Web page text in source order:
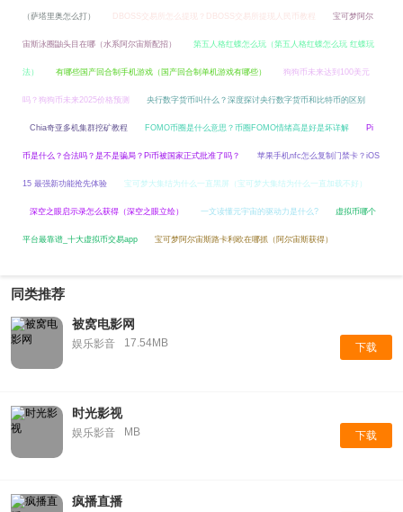
（萨塔里奥怎么打） DBOSS交易所怎么提现？DBOSS交易所提现人民币教程 宝可梦阿尔
宙斯泳圈鼬头目在哪（水系阿尔宙斯配招） 第五人格红蝶怎么玩（第五人格红蝶怎么玩 红蝶玩
法） 有哪些国产回合制手机游戏（国产回合制单机游戏有哪些） 狗狗币未来达到100美元
吗？狗狗币未来2025价格预测 央行数字货币叫什么？深度探讨央行数字货币和比特币的区别
Chia奇亚多机集群挖矿教程 FOMO币圈是什么意思？币圈FOMO情绪高是好是坏详解 Pi
币是什么？合法吗？是不是骗局？Pi币被国家正式批准了吗？ 苹果手机nfc怎么复制门禁卡？iOS
15 最强新功能抢先体验 宝可梦大集结为什么一直黑屏（宝可梦大集结为什么一直加载不好）
深空之眼启示录怎么获得（深空之眼立绘） 一文读懂元宇宙的驱动力是什么? 虚拟币哪个
平台最靠谱_十大虚拟币交易app 宝可梦阿尔宙斯路卡利欧在哪抓（阿尔宙斯获得）
同类推荐
被窝电影网
娱乐影音 17.54MB 下载
时光影视
娱乐影音 MB 下载
疯播直播